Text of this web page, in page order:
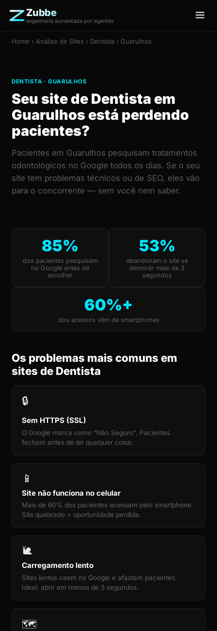
Zubbe
engenharia aumentada por agentes
Home › Análise de Sites › Dentista › Guarulhos
DENTISTA · GUARULHOS
Seu site de Dentista em
Guarulhos está perdendo
pacientes?
Pacientes em Guarulhos pesquisam tratamentos
odontológicos no Google todos os dias. Se o seu
site tem problemas técnicos ou de SEO, eles vão
para o concorrente — sem você nem saber.
85%
dos pacientes pesquisam
no Google antes de
escolher
53%
abandonam o site se
demorar mais de 3
segundos
60%+
dos acessos vêm de smartphones
Os problemas mais comuns em
sites de Dentista
🔒
Sem HTTPS (SSL)
O Google marca como "Não Seguro". Pacientes
fecham antes de ler qualquer coisa.
📱
Site não funciona no celular
Mais de 60% dos pacientes acessam pelo smartphone.
Site quebrado = oportunidade perdida.
🐌
Carregamento lento
Sites lentos caem no Google e afastam pacientes.
Ideal: abrir em menos de 3 segundos.
🗺️